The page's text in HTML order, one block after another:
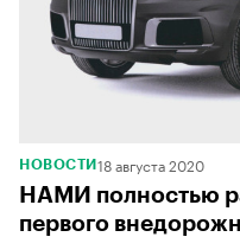
НОВОСТИ 18 августа 2020
НАМИ полностью
первого